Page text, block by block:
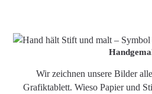
Wir zeichnen unsere Bilder
Grafiktablett. Wieso Papier und